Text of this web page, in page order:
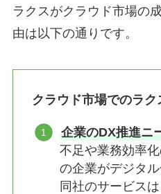
ラクスがクラウド市場の
由は以下の通りです。
クラウド市場でのラク
企業のDX推進ニ
不足や業務効率
の企業がデジタ
同社のサービス